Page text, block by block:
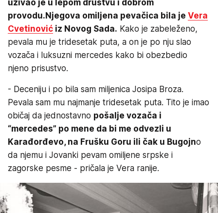
uživao je u lepom društvu i dobrom
provodu.Njegova omiljena pevačica bila je Vera
Cvetinović iz Novog Sada. Kako je zabeleženo,
pevala mu je tridesetak puta, a on je po nju slao
vozača i luksuzni mercedes kako bi obezbedio
njeno prisustvo.
- Deceniju i po bila sam miljenica Josipa Broza.
Pevala sam mu najmanje tridesetak puta. Tito je imao
običaj da jednostavno pošalje vozača i
“mercedes” po mene da bi me odvezli u
Karađorđevo, na Frušku Goru ili čak u Bugojno
da njemu i Jovanki pevam omiljene srpske i
zagorske pesme - pričala je Vera ranije.